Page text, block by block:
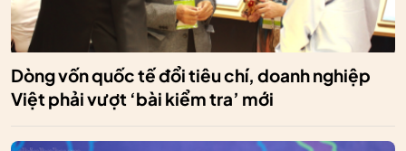
Dòng vốn quốc tế đổi tiêu chí, doanh nghiệp
Việt phải vượt ‘bài kiểm tra’ mới